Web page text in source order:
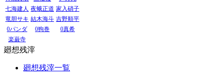
七海建人 夜蛾正道 家入硝子
竜胆サキ 結木海斗 吉野順平
0パンダ
0狗巻
0真希
楽巌寺
廻想残滓
廻想残滓一覧